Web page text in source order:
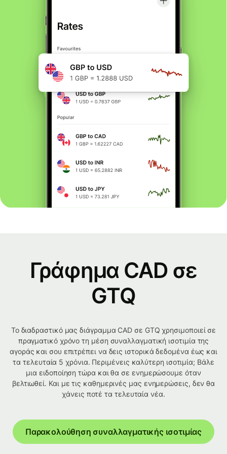
Γράφημα CAD σε
GTQ
Το διαδραστικό μας διάγραμμα CAD σε GTQ χρησιμοποιεί σε
πραγματικό χρόνο τη μέση συναλλαγματική ισοτιμία της
αγοράς και σου επιτρέπει να δεις ιστορικά δεδομένα έως και
τα τελευταία 5 χρόνια. Περιμένεις καλύτερη ισοτιμία; Βάλε
μια ειδοποίηση τώρα και θα σε ενημερώσουμε όταν
βελτιωθεί. Και με τις καθημερινές μας ενημερώσεις, δεν θα
χάνεις ποτέ τα τελευταία νέα.
Παρακολούθηση συναλλαγματικής ισοτιμίας